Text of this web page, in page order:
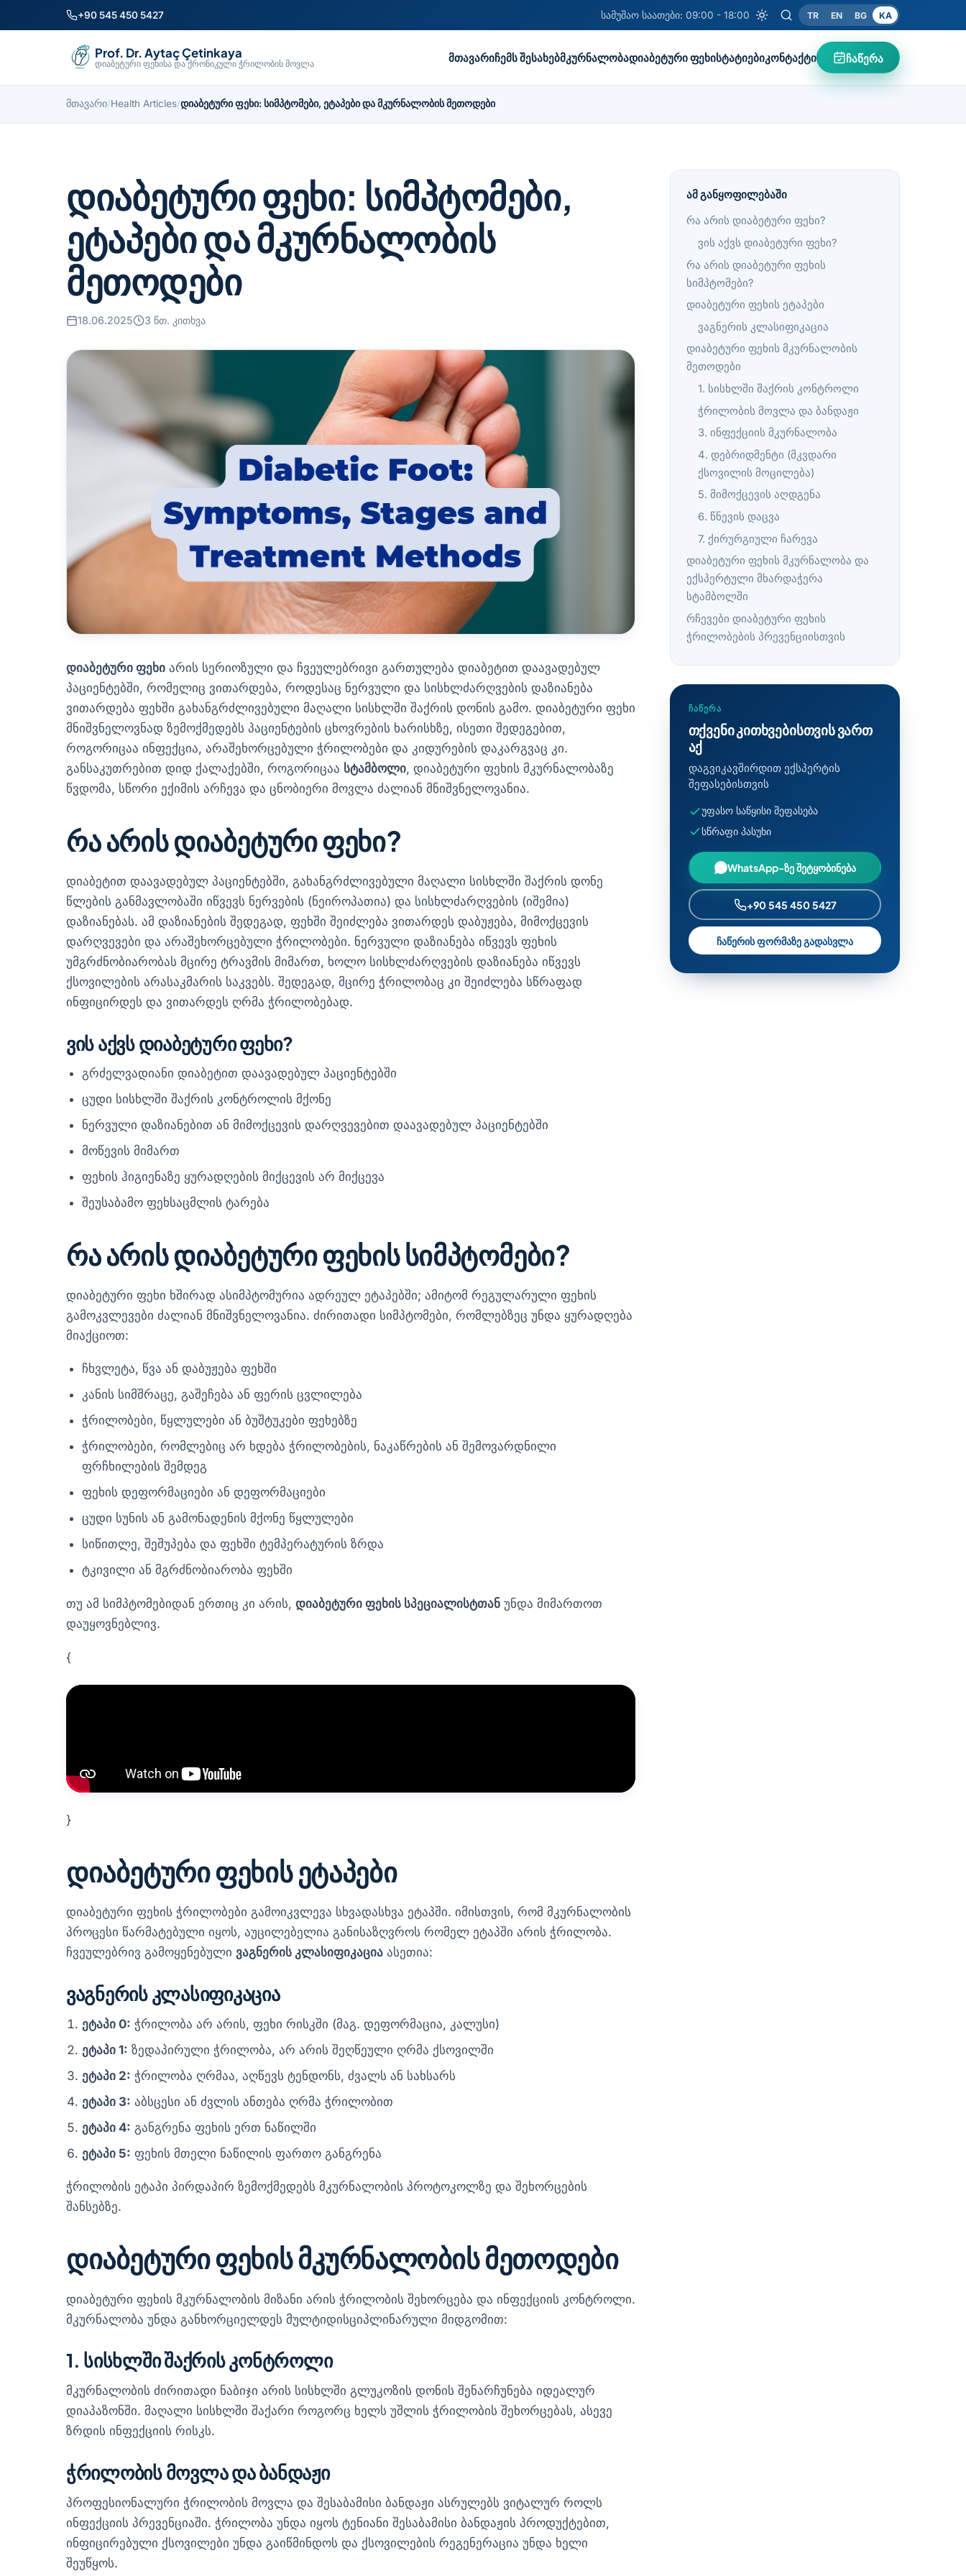
+90 545 450 5427 სამუშაო საათები: 09:00 - 18:00 TR EN BG KA
Prof. Dr. Aytaç Çetinkaya
დიაბეტური ფეხისა და ქრონიკული ჭრილობის მოვლა მთავარიჩემს შესახებმკურნალობადიაბეტური ფეხისტატიებიკონტაქტი ჩაწერა
მთავარი/Health Articles/დიაბეტური ფეხი: სიმპტომები, ეტაპები და მკურნალობის მეთოდები
დიაბეტური ფეხი: სიმპტომები,
ეტაპები და მკურნალობის
მეთოდები
18.06.2025 3 წთ. კითხვა
დიაბეტური ფეხი არის სერიოზული და ჩვეულებრივი გართულება დიაბეტით დაავადებულ
პაციენტებში, რომელიც ვითარდება, როდესაც ნერვული და სისხლძარღვების დაზიანება
ვითარდება ფეხში გახანგრძლივებული მაღალი სისხლში შაქრის დონის გამო. დიაბეტური ფეხი
მნიშვნელოვნად ზემოქმედებს პაციენტების ცხოვრების ხარისხზე, ისეთი შედეგებით,
როგორიცაა ინფექცია, არაშეხორცებული ჭრილობები და კიდურების დაკარგვაც კი.
განსაკუთრებით დიდ ქალაქებში, როგორიცაა სტამბოლი, დიაბეტური ფეხის მკურნალობაზე
წვდომა, სწორი ექიმის არჩევა და ცნობიერი მოვლა ძალიან მნიშვნელოვანია.
რა არის დიაბეტური ფეხი?
დიაბეტით დაავადებულ პაციენტებში, გახანგრძლივებული მაღალი სისხლში შაქრის დონე
წლების განმავლობაში იწვევს ნერვების (ნეიროპათია) და სისხლძარღვების (იშემია)
დაზიანებას. ამ დაზიანების შედეგად, ფეხში შეიძლება ვითარდეს დაბუჟება, მიმოქცევის
დარღვევები და არაშეხორცებული ჭრილობები. ნერვული დაზიანება იწვევს ფეხის
უმგრძნობიარობას მცირე ტრავმის მიმართ, ხოლო სისხლძარღვების დაზიანება იწვევს
ქსოვილების არასაკმარის საკვებს. შედეგად, მცირე ჭრილობაც კი შეიძლება სწრაფად
ინფიცირდეს და ვითარდეს ღრმა ჭრილობებად.
ვის აქვს დიაბეტური ფეხი?
გრძელვადიანი დიაბეტით დაავადებულ პაციენტებში
ცუდი სისხლში შაქრის კონტროლის მქონე
ნერვული დაზიანებით ან მიმოქცევის დარღვევებით დაავადებულ პაციენტებში
მოწევის მიმართ
ფეხის ჰიგიენაზე ყურადღების მიქცევის არ მიქცევა
შეუსაბამო ფეხსაცმლის ტარება
რა არის დიაბეტური ფეხის სიმპტომები?
დიაბეტური ფეხი ხშირად ასიმპტომურია ადრეულ ეტაპებში; ამიტომ რეგულარული ფეხის
გამოკვლევები ძალიან მნიშვნელოვანია. ძირითადი სიმპტომები, რომლებზეც უნდა ყურადღება
მიაქციოთ:
ჩხვლეტა, წვა ან დაბუჟება ფეხში
კანის სიმშრაცე, გაშეჩება ან ფერის ცვლილება
ჭრილობები, წყლულები ან ბუშტუკები ფეხებზე
ჭრილობები, რომლებიც არ ხდება ჭრილობების, ნაკაწრების ან შემოვარდნილი
ფრჩხილების შემდეგ
ფეხის დეფორმაციები ან დეფორმაციები
ცუდი სუნის ან გამონადენის მქონე წყლულები
სიწითლე, შეშუპება და ფეხში ტემპერატურის ზრდა
ტკივილი ან მგრძნობიარობა ფეხში
თუ ამ სიმპტომებიდან ერთიც კი არის, დიაბეტური ფეხის სპეციალისტთან უნდა მიმართოთ
დაუყოვნებლივ.
{
}
დიაბეტური ფეხის ეტაპები
დიაბეტური ფეხის ჭრილობები გამოიკვლევა სხვადასხვა ეტაპში. იმისთვის, რომ მკურნალობის
პროცესი წარმატებული იყოს, აუცილებელია განისაზღვროს რომელ ეტაპში არის ჭრილობა.
ჩვეულებრივ გამოყენებული ვაგნერის კლასიფიკაცია ასეთია:
ვაგნერის კლასიფიკაცია
ეტაპი 0: ჭრილობა არ არის, ფეხი რისკში (მაგ. დეფორმაცია, კალუსი)
ეტაპი 1: ზედაპირული ჭრილობა, არ არის შეღწეული ღრმა ქსოვილში
ეტაპი 2: ჭრილობა ღრმაა, აღწევს ტენდონს, ძვალს ან სახსარს
ეტაპი 3: აბსცესი ან ძვლის ანთება ღრმა ჭრილობით
ეტაპი 4: განგრენა ფეხის ერთ ნაწილში
ეტაპი 5: ფეხის მთელი ნაწილის ფართო განგრენა
ჭრილობის ეტაპი პირდაპირ ზემოქმედებს მკურნალობის პროტოკოლზე და შეხორცების
შანსებზე.
დიაბეტური ფეხის მკურნალობის მეთოდები
დიაბეტური ფეხის მკურნალობის მიზანი არის ჭრილობის შეხორცება და ინფექციის კონტროლი.
მკურნალობა უნდა განხორციელდეს მულტიდისციპლინარული მიდგომით:
1. სისხლში შაქრის კონტროლი
მკურნალობის ძირითადი ნაბიჯი არის სისხლში გლუკოზის დონის შენარჩუნება იდეალურ
დიაპაზონში. მაღალი სისხლში შაქარი როგორც ხელს უშლის ჭრილობის შეხორცებას, ასევე
ზრდის ინფექციის რისკს.
ჭრილობის მოვლა და ბანდაჟი
პროფესიონალური ჭრილობის მოვლა და შესაბამისი ბანდაჟი ასრულებს ვიტალურ როლს
ინფექციის პრევენციაში. ჭრილობა უნდა იყოს ტენიანი შესაბამისი ბანდაჟის პროდუქტებით,
ინფიცირებული ქსოვილები უნდა გაიწმინდოს და ქსოვილების რეგენერაცია უნდა ხელი
შეუწყოს.
ამ განყოფილებაში
რა არის დიაბეტური ფეხი?
ვის აქვს დიაბეტური ფეხი?
რა არის დიაბეტური ფეხის
სიმპტომები?
დიაბეტური ფეხის ეტაპები
ვაგნერის კლასიფიკაცია
დიაბეტური ფეხის მკურნალობის
მეთოდები
1. სისხლში შაქრის კონტროლი
ჭრილობის მოვლა და ბანდაჟი
3. ინფექციის მკურნალობა
4. დებრიდმენტი (მკვდარი
ქსოვილის მოცილება)
5. მიმოქცევის აღდგენა
6. წნევის დაცვა
7. ქირურგიული ჩარევა
დიაბეტური ფეხის მკურნალობა და
ექსპერტული მხარდაჭერა
სტამბოლში
რჩევები დიაბეტური ფეხის
ჭრილობების პრევენციისთვის
ᲩᲐᲬᲔᲠᲐ
თქვენი კითხვებისთვის ვართ
აქ
დაგვიკავშირდით ექსპერტის
შეფასებისთვის
უფასო საწყისი შეფასება
სწრაფი პასუხი
WhatsApp-ზე შეტყობინება
+90 545 450 5427
ჩაწერის ფორმაზე გადასვლა